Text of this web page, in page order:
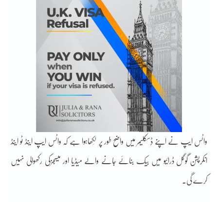
واٹس ایپ نے اپنے ڈِسکلیمر میں واضح طور پر لِکھاہوا ہے کہ واٹس ایپ اینڈ ٹو اینڈ
انکرپشن گوگل ڈرائیو میں بیک بنائے جانے والے میڈیا اور میسجزکی رکھوالی نہیں
کرے گی۔